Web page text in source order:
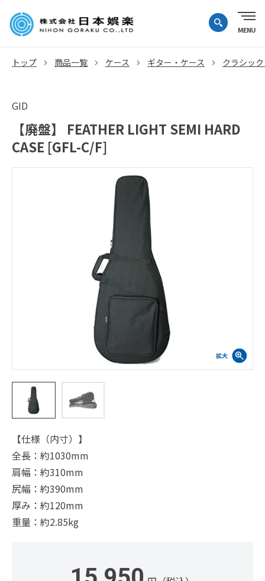
トップ 商品一覧 ケース ギター・ケース クラシッ
GID
【廃盤】 FEATHER LIGHT SEMI HARD
CASE [GFL-C/F]
【仕様（内寸）】
全長：約1030mm
肩幅：約310mm
尻幅：約390mm
厚み：約120mm
重量：約2.85kg